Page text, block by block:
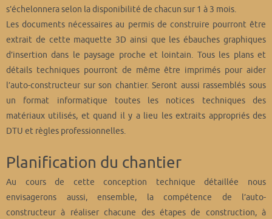
s’échelonnera selon la disponibilité de chacun sur 1 à 3 mois.
Les documents nécessaires au permis de construire pourront être
extrait de cette maquette 3D ainsi que les ébauches graphiques
d’insertion dans le paysage proche et lointain. Tous les plans et
détails techniques pourront de même être imprimés pour aider
l’auto-constructeur sur son chantier. Seront aussi rassemblés sous
un format informatique toutes les notices techniques des
matériaux utilisés, et quand il y a lieu les extraits appropriés des
DTU et règles professionnelles.
Planification du chantier
Au cours de cette conception technique détaillée nous
envisagerons aussi, ensemble, la compétence de l’auto-
constructeur à réaliser chacune des étapes de construction, à